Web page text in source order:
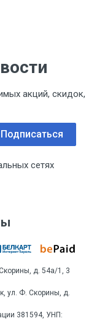
акций, скидок,
Подписаться
сетях
д. 54а/1, 3
ул. Ф. Скорины, д.
381594, УНП: